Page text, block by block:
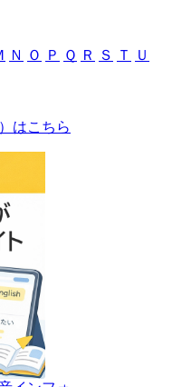
Ｎ Ｏ Ｐ Ｑ Ｒ Ｓ Ｔ
Ｕ
はこちら